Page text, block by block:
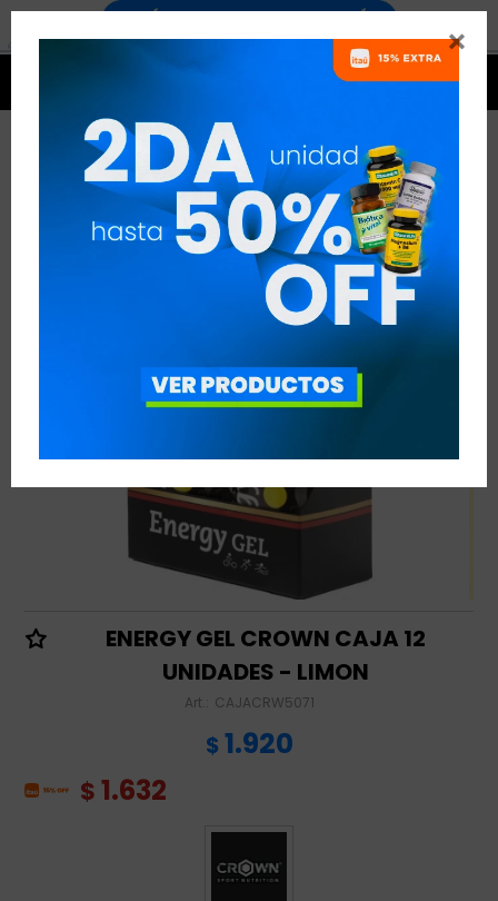

ENERGY GEL CROWN CAJA 12
UNIDADES - LIMON
CAJACRW5071
$ 1.920
$ 1.632